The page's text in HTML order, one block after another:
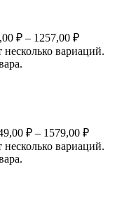
₽ – 1257,00 ₽
несколько вариаций.
₽ – 1579,00 ₽
несколько вариаций.